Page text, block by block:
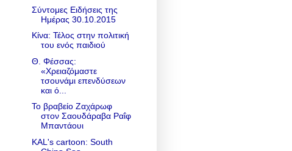
Σύντομες Ειδήσεις της
Ημέρας 30.10.2015
Κίνα: Τέλος στην πολιτική
του ενός παιδιού
Θ. Φέσσας:
«Χρειαζόμαστε
τσουνάμι επενδύσεων
και ό...
Το βραβείο Ζαχάρωφ
στον Σαουδάραβα Ραΐφ
Μπαντάουι
KAL's cartoon: South